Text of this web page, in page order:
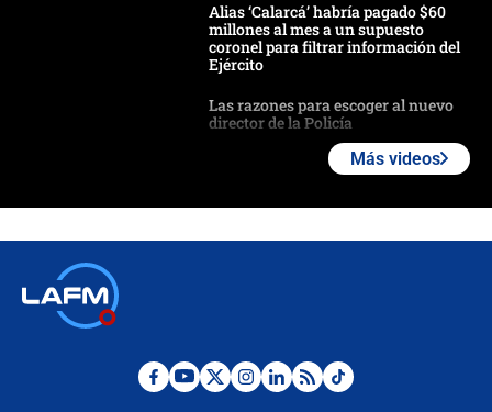
Alias ‘Calarcá’ habría pagado $60
millones al mes a un supuesto
coronel para filtrar información del
Ejército
Las razones para escoger al nuevo
director de la Policía
futuro les espera a las cabalgatas en
"No hubo fraude ni posibilidad de
Más videos